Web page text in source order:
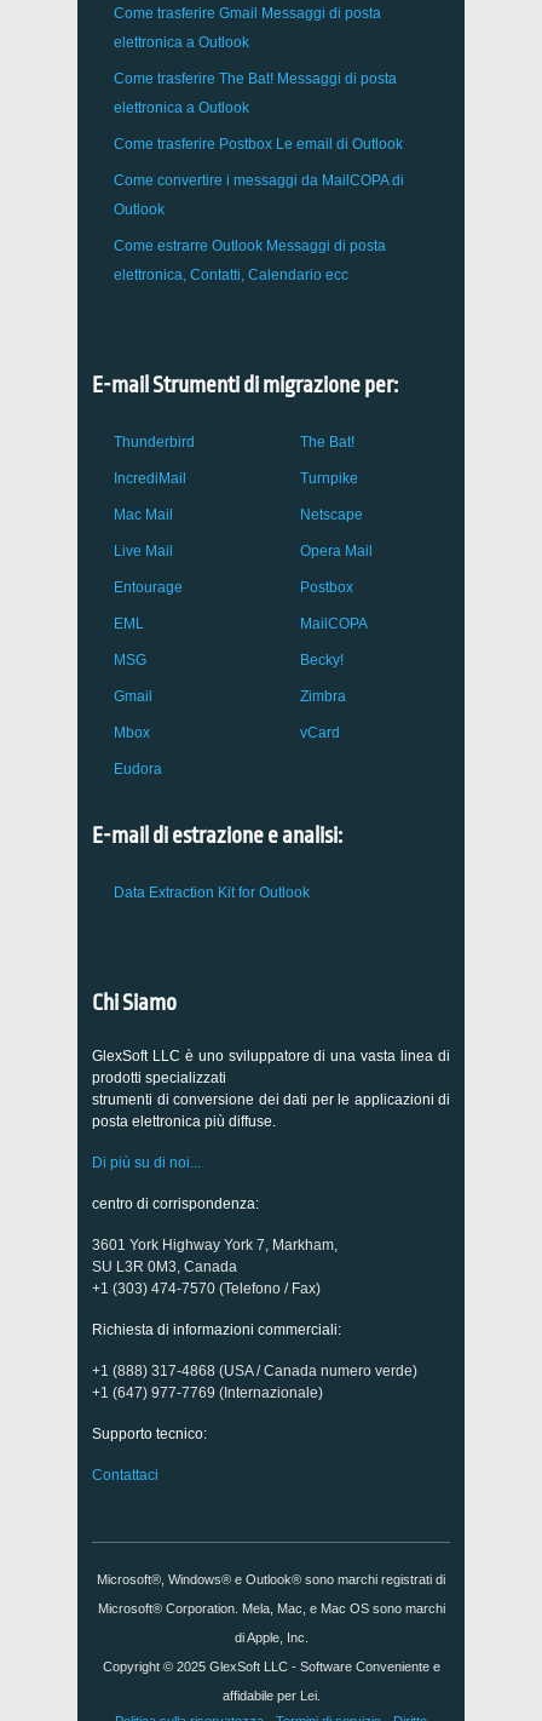
Come trasferire Gmail Messaggi di posta
elettronica a Outlook
Come trasferire The Bat! Messaggi di posta
elettronica a Outlook
Come trasferire Postbox Le email di Outlook
Come convertire i messaggi da MailCOPAdi
Outlook
Come estrarre Outlook Messaggi di posta
elettronica, Contatti, Calendario ecc
E-mail Strumenti di migrazione per:
Thunderbird
IncrediMail
Mac Mail
Live Mail
Entourage
EML
MSG
Gmail
Mbox
Eudora
The Bat!
Turnpike
Netscape
Opera Mail
Postbox
MailCOPA
Becky!
Zimbra
vCard
E-mail di estrazione e analisi:
Data Extraction Kit for Outlook
Chi Siamo
GlexSoft LLC è uno sviluppatore di una vasta linea di
prodotti specializzati
strumenti di conversione dei dati per le applicazioni di
posta elettronica più diffuse.
Di più su di noi...
centro di corrispondenza:
3601 York Highway York 7, Markham,
SU L3R 0M3, Canada
+1 (303) 474-7570 (Telefono / Fax)
Richiesta di informazioni commerciali:
+1 (888) 317-4868 (USA / Canada numero verde)
+1 (647) 977-7769 (Internazionale)
Supporto tecnico:
Contattaci
Microsoft®, Windows® e Outlook® sono marchi registrati di
Microsoft® Corporation. Mela, Mac, e Mac OS sono marchi
di Apple, Inc.
Copyright © 2025 GlexSoft LLC- Software Conveniente e
affidabile per Lei.